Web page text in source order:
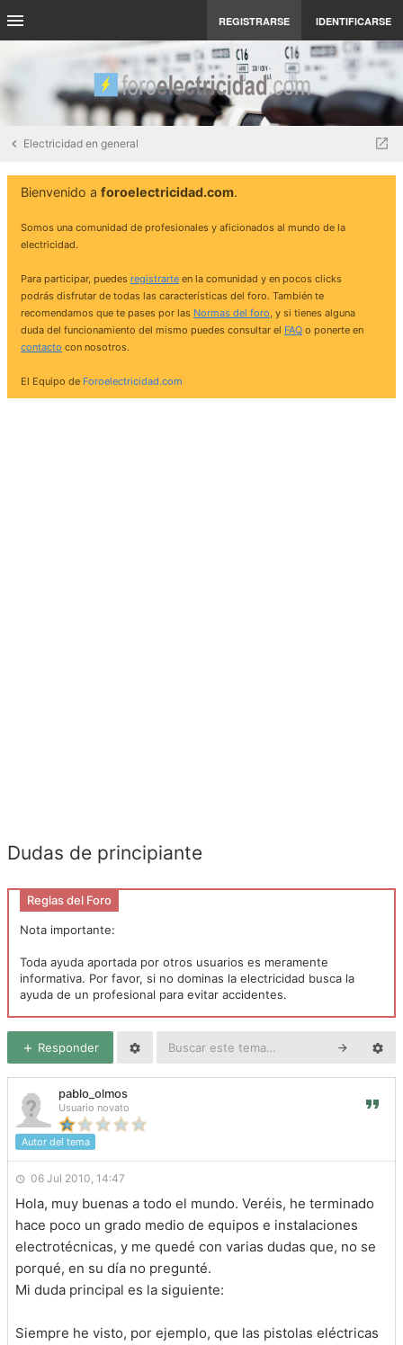
REGISTRARSE IDENTIFICARSE
Electricidad en general
Bienvenido a foroelectricidad.com.
Somos una comunidad de profesionales y aficionados al mundo de la
electricidad.
Para participar, puedes registrarte en la comunidad y en pocos clicks
podrás disfrutar de todas las características del foro. También te
recomendamos que te pases por las Normas del foro, y si tienes alguna
duda del funcionamiento del mismo puedes consultar el FAQ o ponerte en
contacto con nosotros.
El Equipo de Foroelectricidad.com
Dudas de principiante
Reglas del Foro
Nota importante:
Toda ayuda aportada por otros usuarios es meramente
informativa. Por favor, si no dominas la electricidad busca la
ayuda de un profesional para evitar accidentes.
Responder
pablo_olmos
Usuario novato
Autor del tema
06 Jul 2010, 14:47
Hola, muy buenas a todo el mundo. Veréis, he terminado
hace poco un grado medio de equipos e instalaciones
electrotécnicas, y me quedé con varias dudas que, no se
porqué, en su día no pregunté.
Mi duda principal es la siguiente:
Siempre he visto, por ejemplo, que las pistolas eléctricas